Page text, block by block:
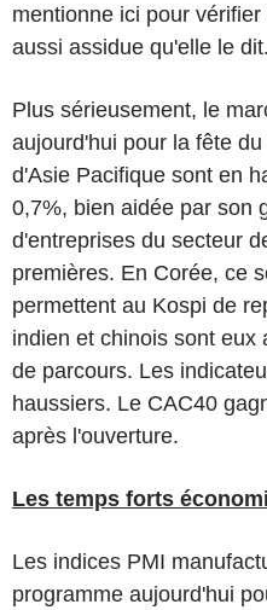
mentionne ici pour
aussi assidue qu'elle le dit.
Plus sérieusement, le
aujourd'hui pour la fête
d'Asie Pacifique sont en
0,7%, bien aidée par son
d'entreprises du secteur
premières. En Corée, ce
permettent au Kospi de
indien et chinois sont eux
de parcours. Les
haussiers. Le CAC40
après l'ouverture.
Les temps forts
Les indices PMI
programme aujourd'hui